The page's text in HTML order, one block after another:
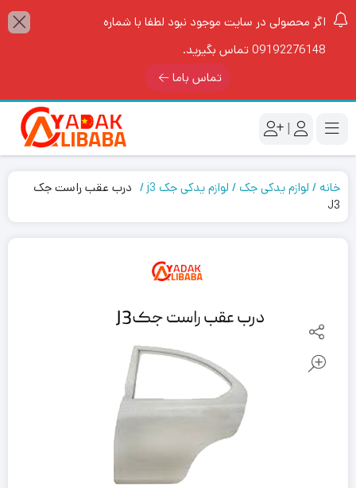
اگر محصولی در سایت موجود نبود لطفا با شماره
09192276148 تماس بگیرید.
تماس باما
|
خانه لوازم یدکی جک لوازم یدکی جک j3
درب عقب راست جک
J3